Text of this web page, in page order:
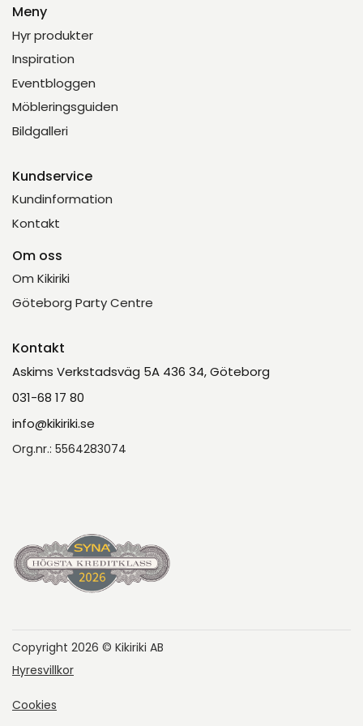
Meny
Hyr produkter
Inspiration
Eventbloggen
Möbleringsguiden
Bildgalleri
Kundservice
Kundinformation
Kontakt
Om oss
Om Kikiriki
Göteborg Party Centre
Kontakt
Askims Verkstadsväg 5A 436 34, Göteborg
031-68 17 80
info@kikiriki.se
Org.nr.: 5564283074
Copyright 2026 © Kikiriki AB
Hyresvillkor
Cookies